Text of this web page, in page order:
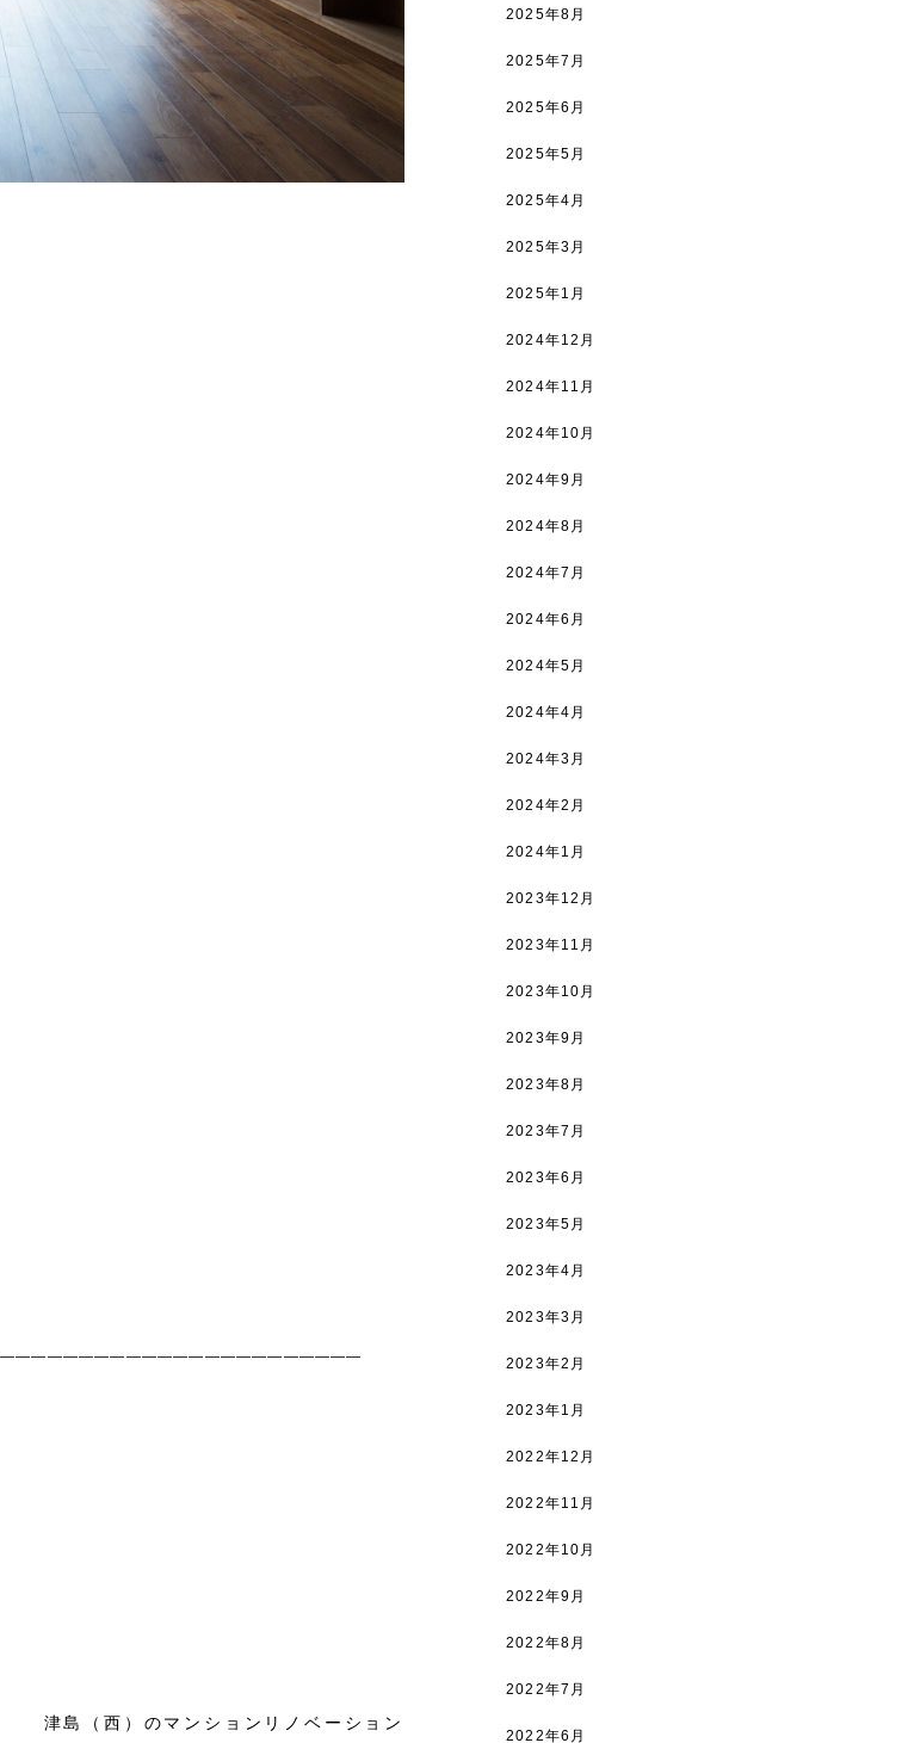
津島（西）のマンションリノベーション
2025年8月
2025年7月
2025年6月
2025年5月
2025年4月
2025年3月
2025年1月
2024年12月
2024年11月
2024年10月
2024年9月
2024年8月
2024年7月
2024年6月
2024年5月
2024年4月
2024年3月
2024年2月
2024年1月
2023年12月
2023年11月
2023年10月
2023年9月
2023年8月
2023年7月
2023年6月
2023年5月
2023年4月
2023年3月
2023年2月
2023年1月
2022年12月
2022年11月
2022年10月
2022年9月
2022年8月
2022年7月
2022年6月